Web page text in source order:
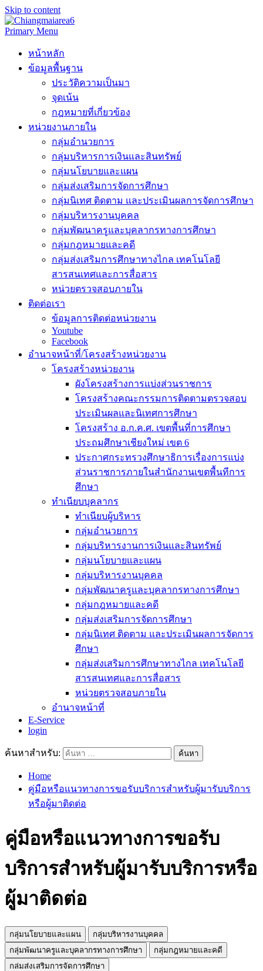
Skip to content
Primary Menu
หน้าหลัก
ข้อมูลพื้นฐาน
ประวัติความเป็นมา
จุดเน้น
กฎหมายที่เกี่ยวข้อง
หน่วยงานภายใน
กลุ่มอำนวยการ
กลุ่มบริหารการเงินและสินทรัพย์
กลุ่มนโยบายและแผน
กลุ่มส่งเสริมการจัดการศึกษา
กลุ่มนิเทศ ติดตาม และประเมินผลการจัดการศึกษา
กลุ่มบริหารงานบุคคล
กลุ่มพัฒนาครูและบุคลากรทางการศึกษา
กลุ่มกฎหมายและคดี
กลุ่มส่งเสริมการศึกษาทางไกล เทคโนโลยี
สารสนเทศและการสื่อสาร
หน่วยตรวจสอบภายใน
ติดต่อเรา
ข้อมูลการติดต่อหน่วยงาน
Youtube
Facebook
อำนาจหน้าที่/โครงสร้างหน่วยงาน
โครงสร้างหน่วยงาน
ผังโครงสร้างการแบ่งส่วนราชการ
โครงสร้างคณะกรรมการติดตามตรวจสอบ
ประเมินผลและนิเทศการศึกษา
โครงสร้าง อ.ก.ค.ศ. เขตพื้นที่การศึกษา
ประถมศึกษาเชียงใหม่ เขต 6
ประกาศกระทรวงศึกษาธิการเรื่องการแบ่ง
ส่วนราชการภายในสำนักงานเขตพื้นทีการ
ศึกษา
ทำเนียบบุคลากร
ทำเนียบผู้บริหาร
กลุ่มอำนวยการ
กลุ่มบริหารงานการเงินและสินทรัพย์
กลุ่มนโยบายและแผน
กลุ่มบริหารงานบุคคล
กลุ่มพัฒนาครูและบุคลากรทางการศึกษา
กลุ่มกฎหมายและคดี
กลุ่มส่งเสริมการจัดการศึกษา
กลุ่มนิเทศ ติดตาม และประเมินผลการจัดการ
ศึกษา
กลุ่มส่งเสริมการศึกษาทางไกล เทคโนโลยี
สารสนเทศและการสื่อสาร
หน่วยตรวจสอบภายใน
อำนาจหน้าที่
E-Service
login
ค้นหาสำหรับ:
Home
คู่มือหรือแนวทางการขอรับบริการสำหรับผู้มารับบริการ
หรือผู้มาติดต่อ
คู่มือหรือแนวทางการขอรับ
บริการสำหรับผู้มารับบริการหรือ
ผู้มาติดต่อ
กลุ่มนโยบายและแผน
กลุ่มบริหารงานบุคคล
กลุ่มพัฒนาครูและบุคลากรทางการศึกษา
กลุ่มกฎหมายและคดี
กล่มส่งเสริมการจัดการศึกษา